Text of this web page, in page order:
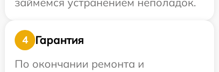
4
Гарантия
По окончании ремонта и